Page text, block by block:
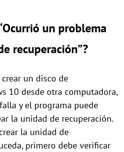
un problema
recuperación”?
un disco de
10 desde otra computadora,
y el programa puede
la unidad de recuperación.
la unidad de
primero debe verificar